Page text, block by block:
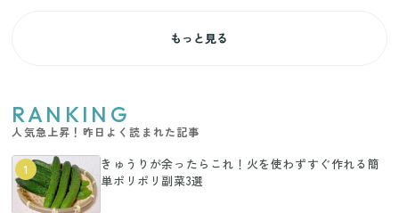
もっと見る
RANKING
人気急上昇！昨日よく読まれた記事
1
きゅうりが余ったらこれ！火を使わずすぐ作れる簡
単ポリポリ副菜3選